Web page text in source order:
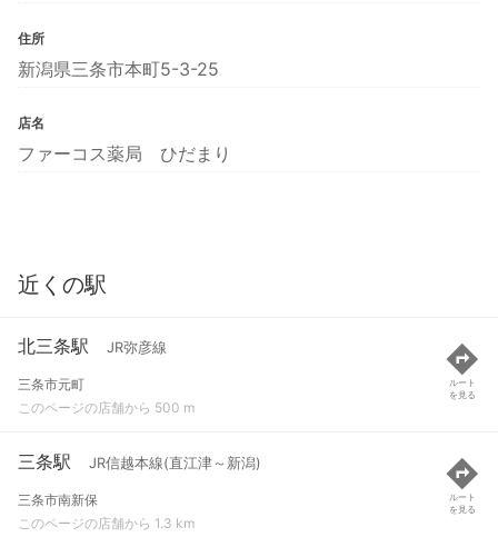
住所
新潟県三条市本町5-3-25
店名
ファーコス薬局 ひだまり
近くの駅
北三条駅 JR弥彦線
三条市元町
このページの店舗から 500 m
ルート
を見る
三条駅 JR信越本線(直江津～新潟)
三条市南新保
このページの店舗から 1.3 km
ルート
を見る